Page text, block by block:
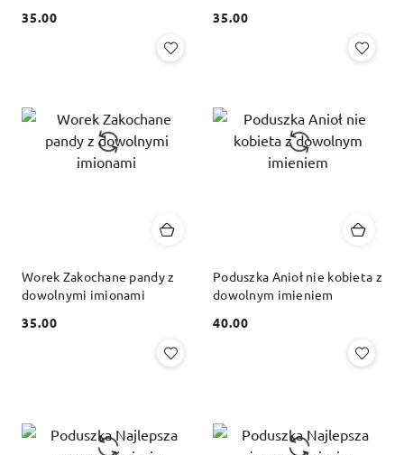
Cena:
35.00
Cena:
35.00
Worek Zakochane pandy z
dowolnymi imionami
Cena:
35.00
Poduszka Anioł nie kobieta z
dowolnym imieniem
Cena:
40.00